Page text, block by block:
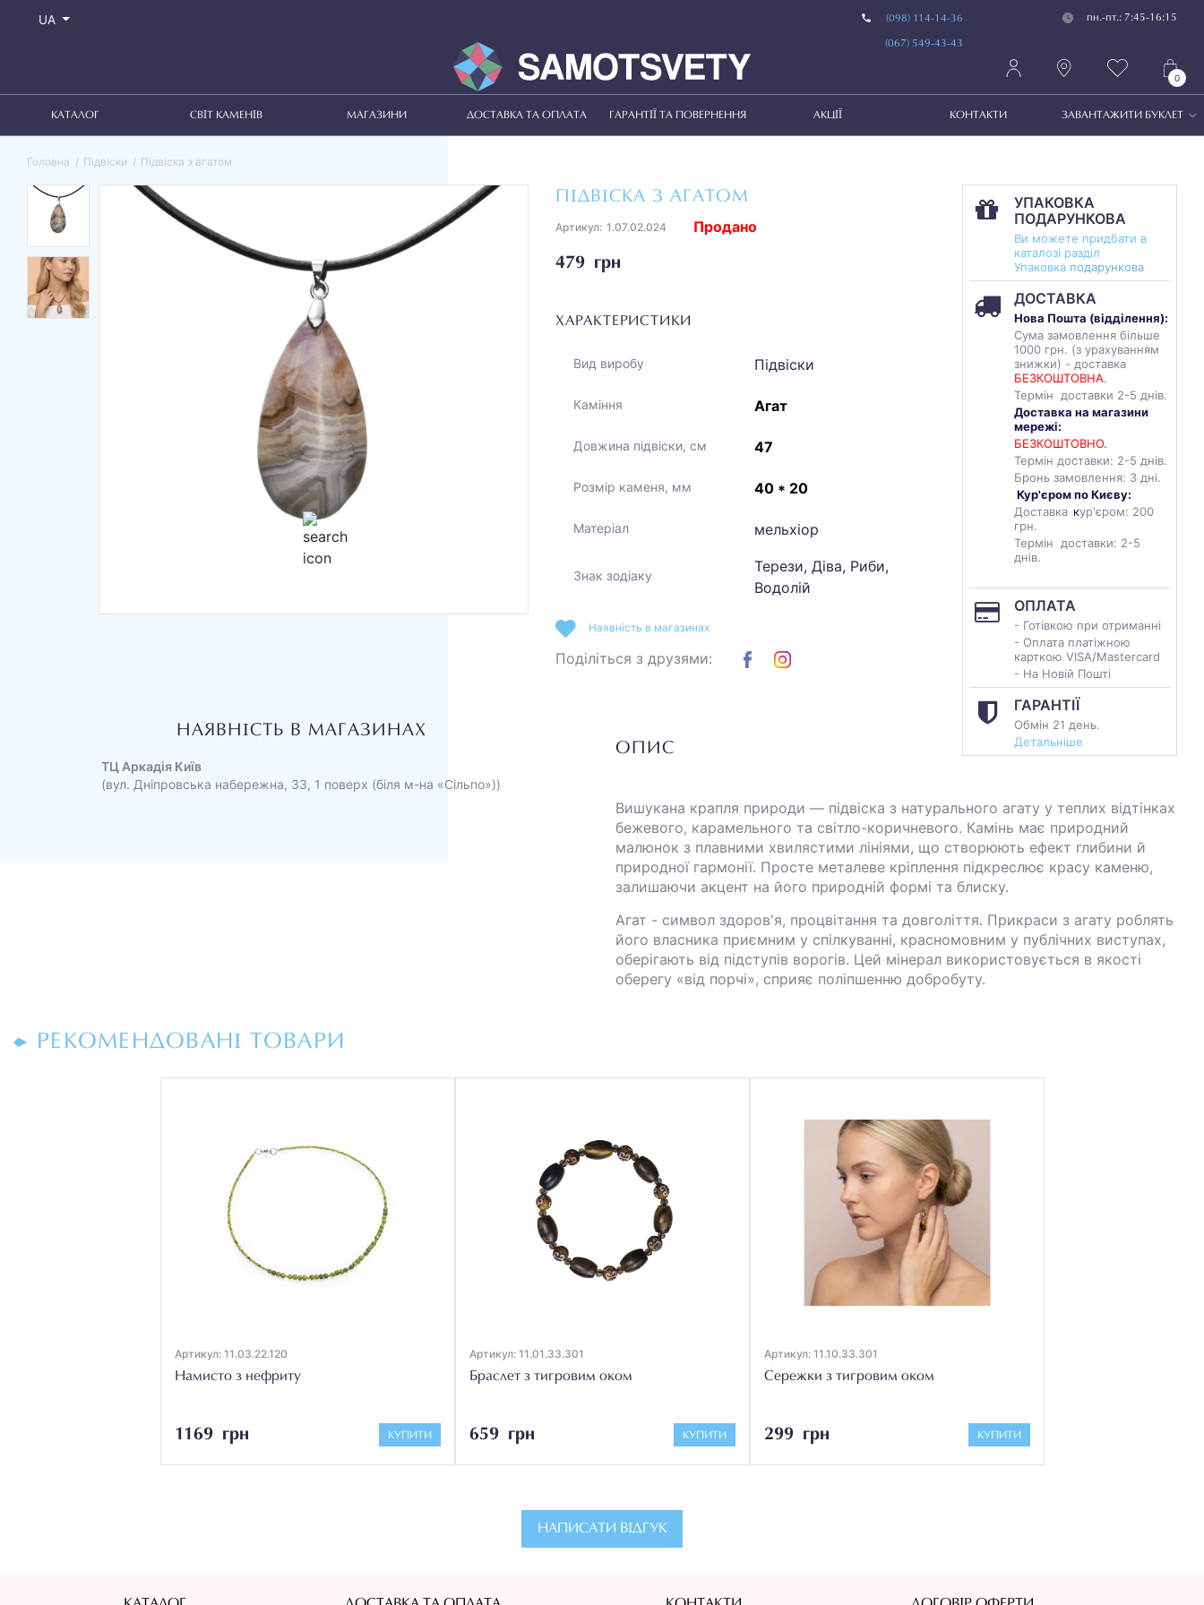
UA (098) 114-14-36
(067) 549-43-43
пн.-пт.: 7:45-16:15
0
КАТАЛОГ СВІТ КАМЕНІВ МАГАЗИНИ ДОСТАВКА ТА ОПЛАТА ГАРАНТІЇ ТА ПОВЕРНЕННЯ АКЦІЇ КОНТАКТИ ЗАВАНТАЖИТИ БУКЛЕТ
Головна Підвіски Підвіска з агатом
ПІДВІСКА З АГАТОМ
Артикул: 1.07.02.024
479 грн
Продано
ХАРАКТЕРИСТИКИ
Вид виробу Підвіски
Каміння Агат
Довжина підвіски, см 47
Розмір каменя, мм 40 * 20
Матеріал мельхіор
Знак зодіаку
Терези, Діва, Риби,
Водолій
УПАКОВКА
ПОДАРУНКОВА
Ви можете придбати в
каталозі разділ
Упаковка подарункова
ДОСТАВКА
Нова Пошта (відділення):
Сума замовлення більше
1000 грн. (з урахуванням
знижки) - доставка
БЕЗКОШТОВНА.
Термін доставки 2-5 днів.
Доставка на магазини
мережі:
БЕЗКОШТОВНО.
Термін доставки: 2-5 днів.
Бронь замовлення: 3 дні.
Кур'єром по Києву:
Доставка кур'єром: 200
грн.
Термін доставки: 2-5
днів.
ОПЛАТА
- Готівкою при отриманні
- Оплата платіжною
карткою VISA/Mastercard
- На Новій Пошті
ГАРАНТІЇ
Обмін 21 день.
Детальніше
Наявність в магазинах
Поділіться з друзями:
НАЯВНІСТЬ В МАГАЗИНАХ
ТЦ Аркадія Київ
(вул. Дніпровська набережна, 33, 1 поверх (біля м-на «Сільпо»))
ОПИС
Вишукана крапля природи — підвіска з натурального агату у теплих відтінках
бежевого, карамельного та світло-коричневого. Камінь має природний
малюнок з плавними хвилястими лініями, що створюють ефект глибини й
природної гармонії. Просте металеве кріплення підкреслює красу каменю,
залишаючи акцент на його природній формі та блиску.
Агат - символ здоров'я, процвітання та довголіття. Прикраси з агату роблять
його власника приємним у спілкуванні, красномовним у публічних виступах,
оберігають від підступів ворогів. Цей мінерал використовується в якості
оберегу «від порчі», сприяє поліпшенню добробуту.
РЕКОМЕНДОВАНІ ТОВАРИ
Артикул: 11.03.22.120
Намисто з нефриту
1169 грн КУПИТИ
Артикул: 11.01.33.301
Браслет з тигровим оком
659 грн КУПИТИ
Артикул: 11.10.33.301
Сережки з тигровим оком
299 грн КУПИТИ
НАПИСАТИ ВІДГУК